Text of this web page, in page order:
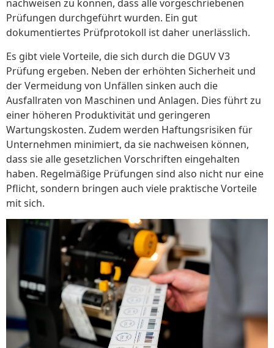
nachweisen zu können, dass alle vorgeschriebenen
Prüfungen durchgeführt wurden. Ein gut
dokumentiertes Prüfprotokoll ist daher unerlässlich.
Es gibt viele Vorteile, die sich durch die DGUV V3
Prüfung ergeben. Neben der erhöhten Sicherheit und
der Vermeidung von Unfällen sinken auch die
Ausfallraten von Maschinen und Anlagen. Dies führt zu
einer höheren Produktivität und geringeren
Wartungskosten. Zudem werden Haftungsrisiken für
Unternehmen minimiert, da sie nachweisen können,
dass sie alle gesetzlichen Vorschriften eingehalten
haben. Regelmäßige Prüfungen sind also nicht nur eine
Pflicht, sondern bringen auch viele praktische Vorteile
mit sich.